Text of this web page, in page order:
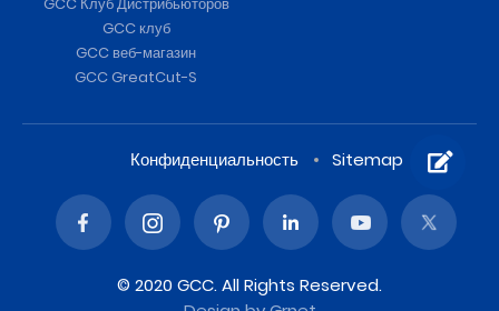
GCC клуб
GCC веб-магазин
GCC GreatCut-S
Конфиденциальность Sitemap
© 2020 GCC. All Rights Reserved.